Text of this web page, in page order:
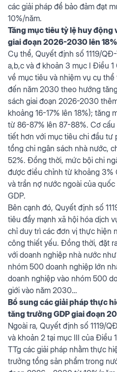
các giải pháp để bảo đảm đạt
10%/năm.
Tăng mục tiêu tỷ lệ huy
giai đoạn 2026-2030 lên
Cụ thể, Quyết định số 1119/
a,b,c và đ khoản 3 mục I Điều
về mục tiêu và nhiệm vụ cụ
đến năm 2030 theo hướng
sách giai đoạn 2026-2030
khoảng 16-17% lên 18%); tăng
từ 86-87% lên 87-88%. Cơ
tiết hơn với mục tiêu chi đầu
tổng chi ngân sách nhà nước,
52%. Đồng thời, mức bội chi
được điều chỉnh từ khoảng 3%
và trần nợ nước ngoài của
GDP.
Bên cạnh đó, Quyết định số
tiêu đẩy mạnh xã hội hóa dịch
chỉ duy trì các đơn vị thực hiện
công thiết yếu. Đồng thời, đặt
với doanh nghiệp nhà nước
nhóm 500 doanh nghiệp lớn
doanh nghiệp vào nhóm 500
giới vào năm 2030…
Bổ sung các giải pháp thực
tăng trưởng GDP giai đoạn
Ngoài ra, Quyết định số 1119/
và khoản 2 tại mục III của
TTg các giải pháp nhằm thực
trưởng tổng sản phẩm trong